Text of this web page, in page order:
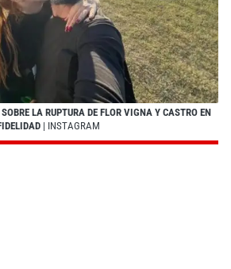
LA RUPTURA DE FLOR VIGNA Y CASTRO EN
| INSTAGRAM